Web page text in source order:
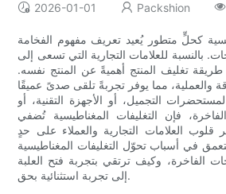
2026-01-01 Packshion
كحلٍّ متطور يُعيد تعريف مفهوم الفخامة
بالنسبة للعلامات التجارية التي تسعى إلى
طريقة تغليف المنتج أهميةً عن المنتج نفسه.
والعملية، مما يوفر تجربةً تلقى صدىً عميقًا
التجميل، أو الأجهزة التقنية، أو
فإن التغليفات المغناطيسية تُضفي
العلامات التجارية والعملاء على حدٍ
في أسباب تحوّل التغليفات المغناطيسية
الفاخرة، وكيف ترتقي بتجربة فتح العلبة
إلى تجربة استثنائية بحق.